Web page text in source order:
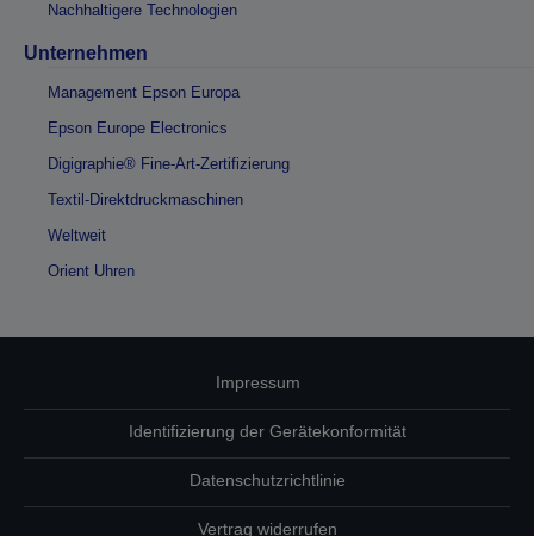
Nachhaltigere Technologien
Unternehmen
Management Epson Europa
Epson Europe Electronics
Digigraphie® Fine-Art-Zertifizierung
Textil-Direktdruckmaschinen
Weltweit
Orient Uhren
Impressum
Identifizierung der Gerätekonformität
Datenschutzrichtlinie
Vertrag widerrufen